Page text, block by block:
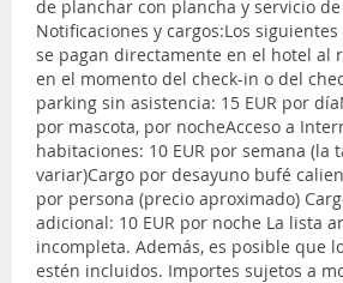
de planchar con plancha y servicio
Notificaciones y cargos:Los
se pagan directamente en el hotel al
en el momento del check-in o del
parking sin asistencia: 15 EUR por
por mascota, por nocheAcceso a
habitaciones: 10 EUR por semana (la
variar)Cargo por desayuno bufé
por persona (precio aproximado)
adicional: 10 EUR por noche La lista
incompleta. Además, es posible que
estén incluidos. Importes sujetos a